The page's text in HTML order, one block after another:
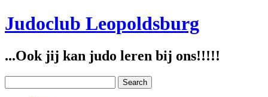
Judoclub Leopoldsburg
...Ook jij kan judo leren bij ons!!!!!